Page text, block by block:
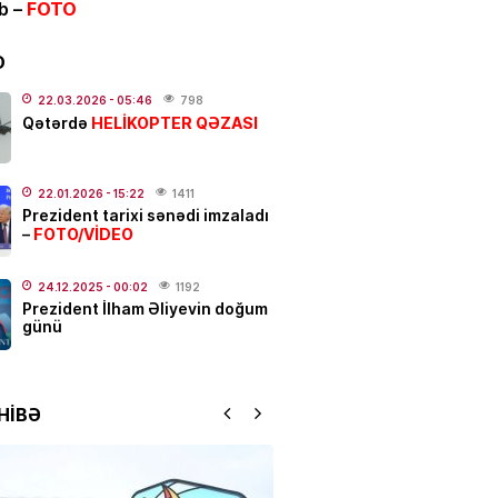
üçün vacib xəbər
Türk dünyası ilə bağlı
layihənin icrasına başlayır
- 10:29
günahlandırdı
– FOTO
22.03.2026 - 05:46 798
Qətərdə HELİKOPTER QƏZASI
22.01.2026 - 15:22 1411
Prezident tarixi sənədi imzaladı
– FOTO/VİDEO
24.12.2025 - 00:02 1192
Prezident İlham Əliyevin doğum
günü